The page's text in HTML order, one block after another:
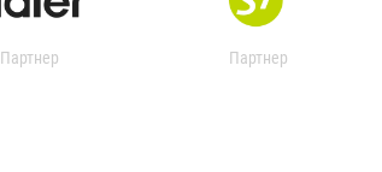
Партнер Партнер